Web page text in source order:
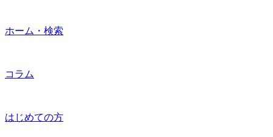
ホーム・検索
コラム
はじめての方